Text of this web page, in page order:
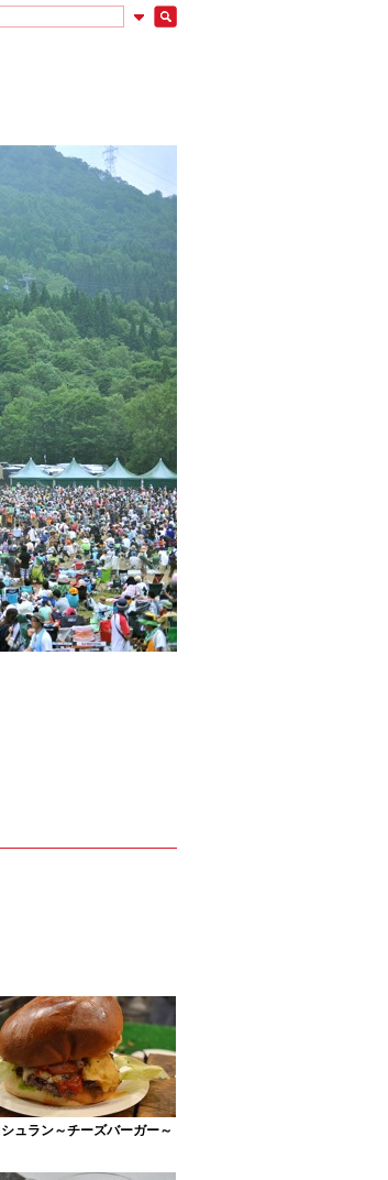
ュラン～チーズバーガー～